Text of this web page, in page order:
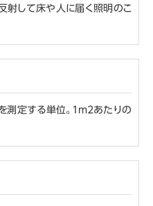
射して床や人に届く照明のこ
測定する単位。1m2あたりの